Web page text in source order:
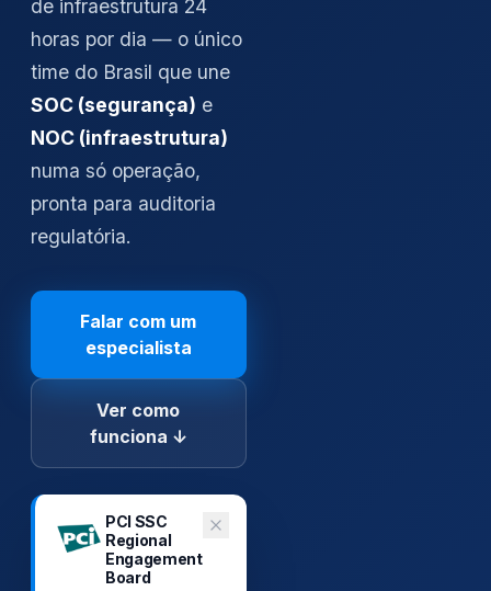
de infraestrutura 24
horas por dia — o único
time do Brasil que une
SOC (segurança) e
NOC (infraestrutura)
numa só operação,
pronta para auditoria
regulatória.
Falar com um
especialista
Ver como
funciona ↓
PCI SSC
Regional
Engagement
Board